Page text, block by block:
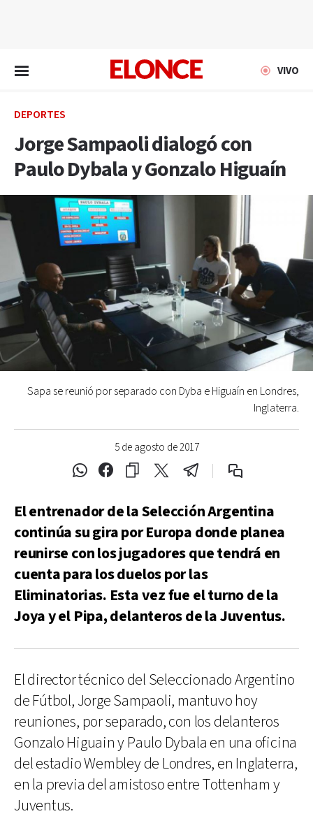
VIVO
DEPORTES
Jorge Sampaoli dialogó con
Paulo Dybala y Gonzalo Higuaín
5 de agosto de 2017
Sapa se reunió por separado con Dyba e Higuaín en Londres,
Inglaterra.
El entrenador de la Selección Argentina
continúa su gira por Europa donde planea
reunirse con los jugadores que tendrá en
cuenta para los duelos por las
Eliminatorias. Esta vez fue el turno de la
Joya y el Pipa, delanteros de la Juventus.
El director técnico del Seleccionado Argentino
de Fútbol, Jorge Sampaoli, mantuvo hoy
reuniones, por separado, con los delanteros
Gonzalo Higuain y Paulo Dybala en una oficina
del estadio Wembley de Londres, en Inglaterra,
en la previa del amistoso entre Tottenham y
Juventus.